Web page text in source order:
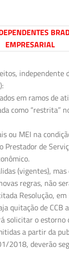
EMPRESARIAL
independente
em ramos de
como “restrita”
ou MEI na
Prestador de
(vigentes),
regras, não
Resolução,
quitação de CCB
solicitar o estorno
a partir da
2018, deverão